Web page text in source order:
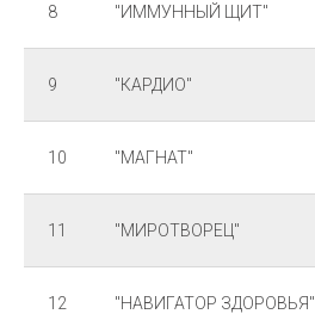
8 "ИММУННЫЙ ЩИТ"
9 "КАРДИО"
10 "МАГНАТ"
11 "МИРОТВОРЕЦ"
12 "НАВИГАТОР ЗДОРОВЬЯ"